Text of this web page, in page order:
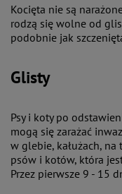
Kocięta nie są
rodzą się wolne od
podobnie jak
Glisty
Psy i koty po
mogą się zarażać
w glebie, kałużach, na
psów i kotów, która
Przez pierwsze 9 - 15